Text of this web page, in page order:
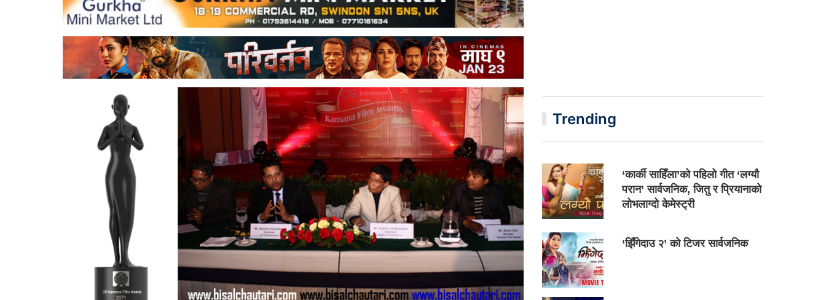
Trending
‘कार्की साहिँला’को पहिलो गीत ‘लग्यौ
परान’ सार्वजनिक, जितु र प्रियानाको
लोभलाग्दो केमेस्ट्री
‘झिँगेदाउ २’ को टिजर सार्वजनिक